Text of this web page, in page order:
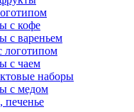
с кофе
с вареньем
логотипом
с чаем
наборы
с медом
печенье